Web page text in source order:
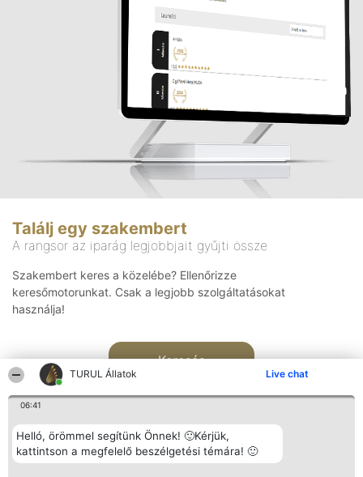
TURUL Állatok Live chat
06:41
Helló, örömmel segítünk Önnek! 🙂Kérjük,
kattintson a megfelelő beszélgetési témára! 🙂
Találj egy szakembert
A rangsor az iparág legjobbjait gyűjti össze
Szakembert keres a közelébe? Ellenőrizze
keresőmotorunkat. Csak a legjobb szolgáltatásokat
használja!
Keresés